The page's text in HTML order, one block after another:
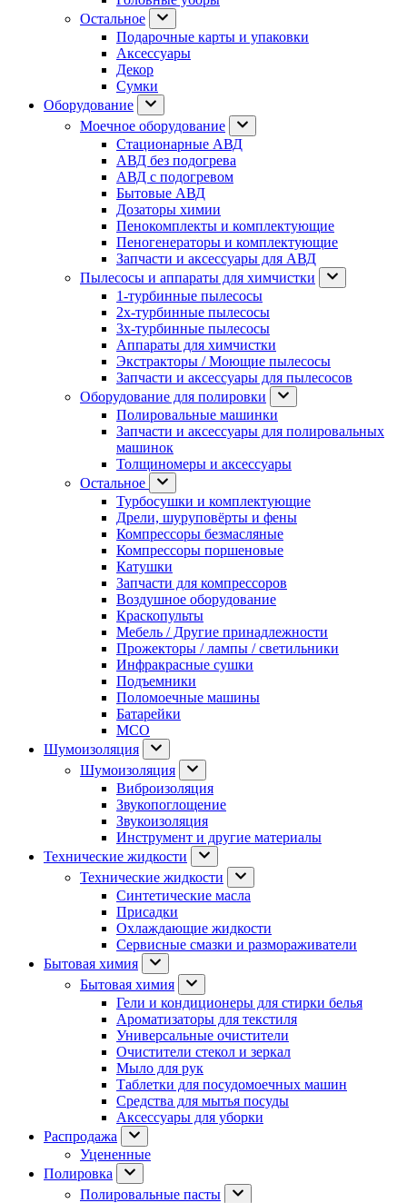
Остальное
Подарочные карты и упаковки
Аксессуары
Декор
Сумки
Оборудование
Моечное оборудование
Стационарные АВД
АВД без подогрева
АВД с подогревом
Бытовые АВД
Дозаторы химии
Пенокомплекты и комплектующие
Пеногенераторы и комплектующие
Запчасти и аксессуары для АВД
Пылесосы и аппараты для химчистки
1-турбинные пылесосы
2х-турбинные пылесосы
3х-турбинные пылесосы
Аппараты для химчистки
Экстракторы / Моющие пылесосы
Запчасти и аксессуары для пылесосов
Оборудование для полировки
Полировальные машинки
Запчасти и аксессуары для полировальных
машинок
Толщиномеры и аксессуары
Остальное
Турбосушки и комплектующие
Дрели, шуруповёрты и фены
Компрессоры безмасляные
Компрессоры поршеновые
Катушки
Запчасти для компрессоров
Воздушное оборудование
Краскопульты
Мебель / Другие принадлежности
Прожекторы / лампы / светильники
Инфракрасные сушки
Подъемники
Поломоечные машины
Батарейки
МСО
Шумоизоляция
Шумоизоляция
Виброизоляция
Звукопоглощение
Звукоизоляция
Инструмент и другие материалы
Технические жидкости
Технические жидкости
Синтетические масла
Присадки
Охлаждающие жидкости
Сервисные смазки и размораживатели
Бытовая химия
Бытовая химия
Гели и кондиционеры для стирки белья
Ароматизаторы для текстиля
Универсальные очистители
Очистители стекол и зеркал
Мыло для рук
Таблетки для посудомоечных машин
Средства для мытья посуды
Аксессуары для уборки
Распродажа
Уцененные
Полировка
Полировальные пасты